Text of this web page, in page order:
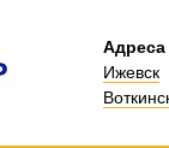
Адреса
Ижевск